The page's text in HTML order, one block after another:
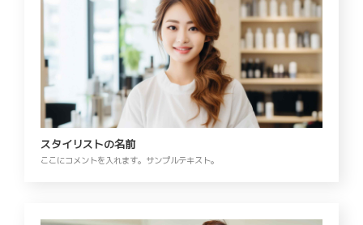
スタイリストの名前
ここにコメントを入れます。サンプルテキスト。